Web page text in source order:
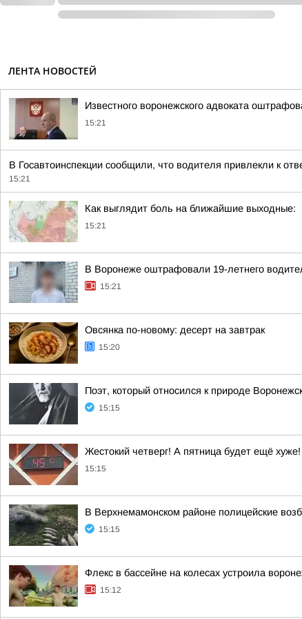
ЛЕНТА НОВОСТЕЙ
Известного воронежского адвоката
15:21
В Госавтоинспекции сообщили, что водителя привлекли к
15:21
Как выглядит боль на ближайшие выходные:
15:21
В Воронеже оштрафовали 19-летнего
15:21
Овсянка по-новому: десерт на завтрак
15:20
Поэт, который относился к природе
15:15
Жестокий четверг! А пятница будет ещё хуже!
15:15
В Верхнемамонском районе полицейские
15:15
Флекс в бассейне на колесах устроила
15:12